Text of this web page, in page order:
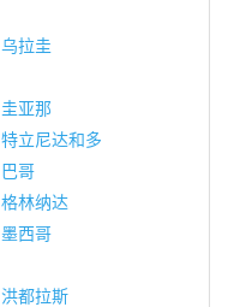
乌拉圭
圭亚那
特立尼达和多
巴哥
格林纳达
墨西哥
洪都拉斯